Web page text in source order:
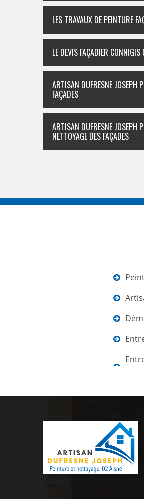
LES TRAVAUX DE PEINTURE
LE DEVIS FAÇADIER
ARTISAN DUFRESNE JOSEPH
FAÇADES
ARTISAN DUFRESNE JOSEPH
NETTOYAGE DES FAÇADES